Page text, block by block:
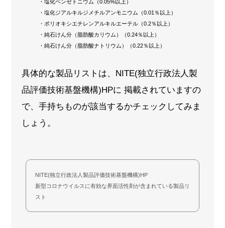
・塩化ベンゼトニウム（0.05%以上）
・塩化ジアルキルジメチルアンモニウム（0.01％以上）
・ポリオキシエチレンアルキルエーテル（0.2％以上）
・純石けん分（脂肪酸カリウム）（0.24％以上）
・純石けん分（脂肪酸ナトリウム）（0.22％以上）
具体的な製品リストは、NITE(独立行政法人製
品評価技術基盤機構)HPに 掲載されていますの
で、手持ちものが該当するかチェックしてみま
しょう。
NITE(独立行政法人製品評価技術基盤機構)HP
新型コロナウイルスに有効な界面活性剤が含まれている製品リ
スト